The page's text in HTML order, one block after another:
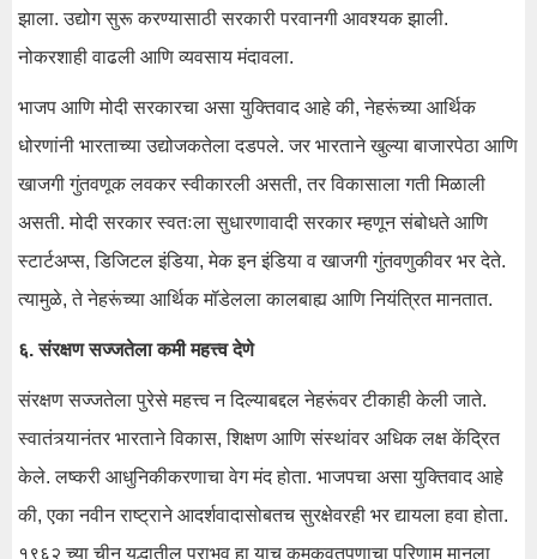
झाला. उद्योग सुरू करण्यासाठी सरकारी परवानगी आवश्यक झाली.
नोकरशाही वाढली आणि व्यवसाय मंदावला.
भाजप आणि मोदी सरकारचा असा युक्तिवाद आहे की, नेहरूंच्या आर्थिक
धोरणांनी भारताच्या उद्योजकतेला दडपले. जर भारताने खुल्या बाजारपेठा आणि
खाजगी गुंतवणूक लवकर स्वीकारली असती, तर विकासाला गती मिळाली
असती. मोदी सरकार स्वतःला सुधारणावादी सरकार म्हणून संबोधते आणि
स्टार्टअप्स, डिजिटल इंडिया, मेक इन इंडिया व खाजगी गुंतवणुकीवर भर देते.
त्यामुळे, ते नेहरूंच्या आर्थिक मॉडेलला कालबाह्य आणि नियंत्रित मानतात.
६. संरक्षण सज्जतेला कमी महत्त्व देणे
संरक्षण सज्जतेला पुरेसे महत्त्व न दिल्याबद्दल नेहरूंवर टीकाही केली जाते.
स्वातंत्र्यानंतर भारताने विकास, शिक्षण आणि संस्थांवर अधिक लक्ष केंद्रित
केले. लष्करी आधुनिकीकरणाचा वेग मंद होता. भाजपचा असा युक्तिवाद आहे
की, एका नवीन राष्ट्राने आदर्शवादासोबतच सुरक्षेवरही भर द्यायला हवा होता.
१९६२ च्या चीन युद्धातील पराभव हा याच कमकुवतपणाचा परिणाम मानला